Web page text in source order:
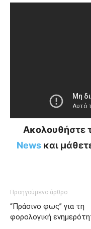
Ακολουθήστε
News και
Προηγούμενο άρθρο
“Πράσινο φως” για τη
φορολογική